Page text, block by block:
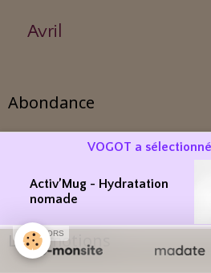
Avril
Abondance
Les Emotions
VOGOT a
Activ’Mug - Hydratation
nomade
SPONSORS